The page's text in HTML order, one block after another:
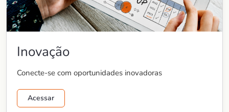
Inovação
Conecte-se com oportunidades inovadoras
Acessar